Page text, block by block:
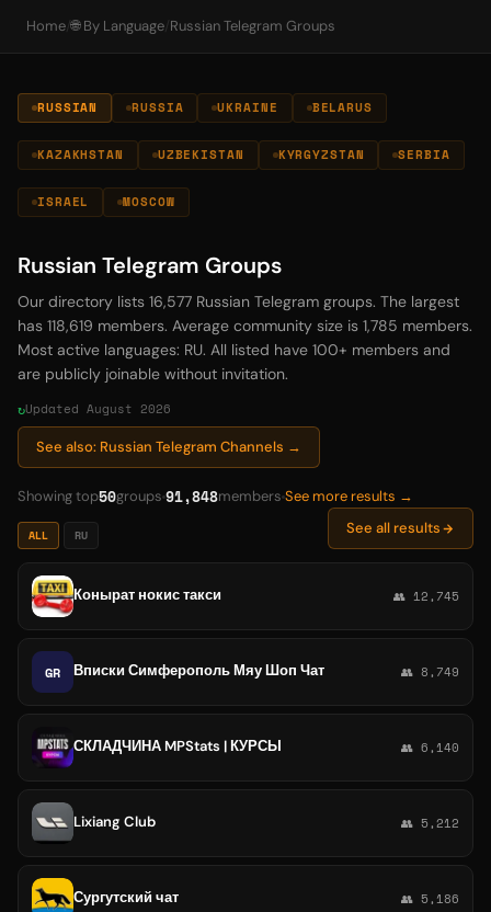
Home/🌐 By Language/ Russian Telegram Groups
RUSSIAN RUSSIA UKRAINE BELARUS
KAZAKHSTAN UZBEKISTAN KYRGYZSTAN SERBIA
ISRAEL MOSCOW
Russian Telegram Groups
Our directory lists 16,577 Russian Telegram groups. The largest
has 118,619 members. Average community size is 1,785 members.
Most active languages: RU. All listed have 100+ members and
are publicly joinable without invitation.
Updated August 2026
See also: Russian Telegram Channels →
Showing top50groups 91,848members See more results →
ALL RU See all results
Конырат нокис такси 👥 12,745
GR Вписки Симферополь Мяу Шоп Чат 👥 8,749
СКЛАДЧИНА MPStats | КУРСЫ 👥 6,140
Lixiang Club 👥 5,212
Сургутский чат 👥 5,186